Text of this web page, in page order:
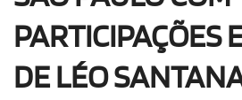
PARTICIPAÇÕES
DE LÉO